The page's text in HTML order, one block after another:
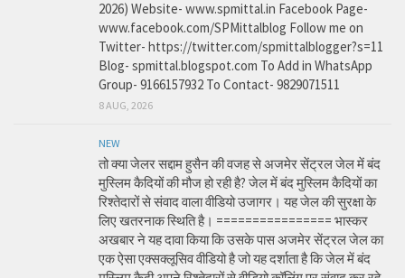
2026) Website- www.spmittal.in Facebook Page-
www.facebook.com/SPMittalblog Follow me on
Twitter- https://twitter.com/spmittalblogger?s=11
Blog- spmittal.blogspot.com To Add in WhatsApp
Group- 9166157932 To Contact- 9829071511
8 AUG, 2026
NEW
तो क्या जेलर सद्दाम हुसैन की वजह से अजमेर सेंट्रल जेल में बंद
मुस्लिम कैदियों की मौज हो रही है? जेल में बंद मुस्लिम कैदियों का
रिश्तेदारों से संवाद वाला वीडियो उजागर। यह जेल की सुरक्षा के
लिए खतरनाक स्थिति है। ================ भास्कर
अखबार ने यह दावा किया कि उसके पास अजमेर सेंट्रल जेल का
एक ऐसा एक्सक्लूसिव वीडियो है जो यह दर्शाता है कि जेल में बंद